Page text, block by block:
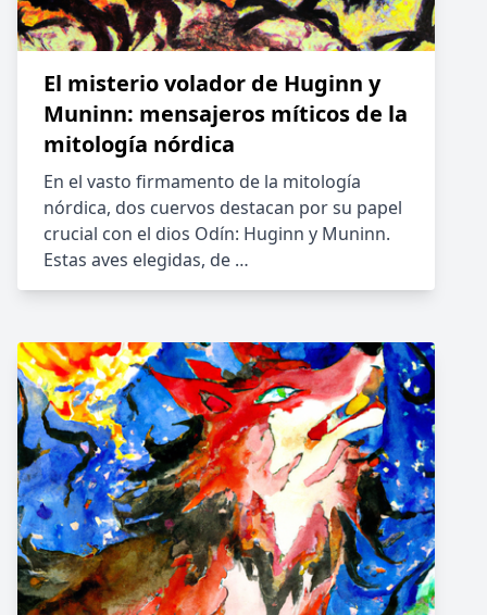
El misterio volador de Huginn y
Muninn: mensajeros míticos de la
mitología nórdica
En el vasto firmamento de la mitología
nórdica, dos cuervos destacan por su papel
crucial con el dios Odín: Huginn y Muninn.
Estas aves elegidas, de …